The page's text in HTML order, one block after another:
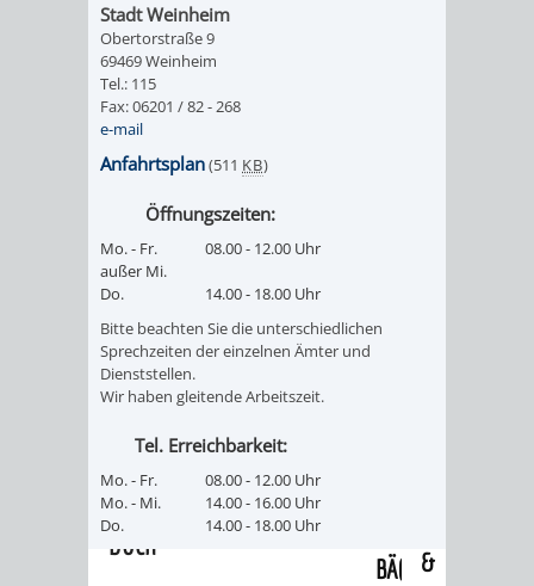
UNTEREN
DENKMALSCHUTZBEHÖRDE
BEREICH
DENKMALSCHUTZ
GENEHMIGUNGSVERFAHREN
TAG
OFFENEN
/
LIEGENSCHAFTEN
ANTRAGSVERFAHREN
VERMIETE
DOCH
BÄDER
(PLANUNG
&
Stadt Weinheim
Obertorstraße 9
69469 Weinheim
Tel.: 115
Fax: 06201 / 82 - 268
e-mail
Anfahrtsplan(511 KB)
Öffnungszeiten:
Mo. - Fr.
außer Mi.
08.00 - 12.00 Uhr
Do.
14.00 - 18.00 Uhr
Bitte beachten Sie die unterschiedlichen
Sprechzeiten der einzelnen Ämter und
Dienststellen.
Wir haben gleitende Arbeitszeit.
Tel. Erreichbarkeit:
Mo. - Fr.
08.00 - 12.00 Uhr
Mo. - Mi.
14.00 - 16.00 Uhr
Do.
14.00 - 18.00 Uhr